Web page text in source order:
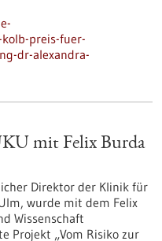
preis-fuer-
dr-alexandra-
mit Felix Burda
Direktor der Klinik für
wurde mit dem Felix
Wissenschaft
Projekt „Vom Risiko zur